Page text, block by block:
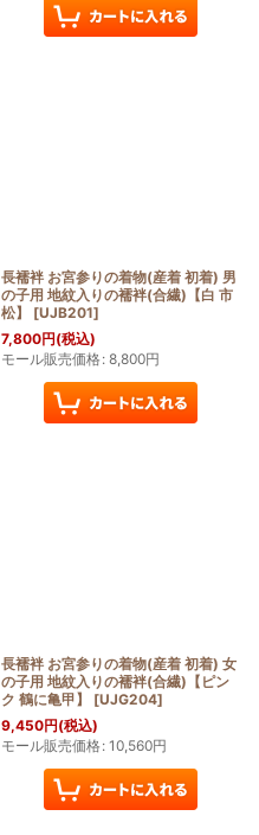
長襦袢 お宮参りの着物(産着 初着) 男
の子用 地紋入りの襦袢(合繊)【白 市
松】
[UJB201]
7,800円(税込)
モール販売価格: 8,800円
長襦袢 お宮参りの着物(産着 初着) 女
の子用 地紋入りの襦袢(合繊)【ピン
ク 鶴に亀甲】
[UJG204]
9,450円(税込)
モール販売価格: 10,560円